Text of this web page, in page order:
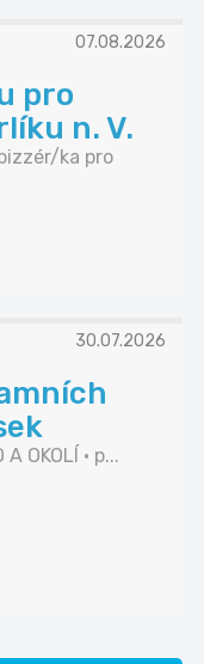
07.08.2026
pro
n. V.
ka pro
30.07.2026
OKOLÍ • p...